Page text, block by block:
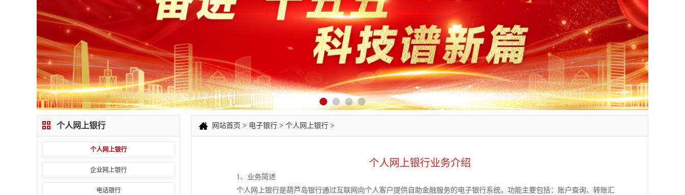
个人网上银行
个人网上银行
企业网上银行
电话银行
网站首页 > 电子银行 > 个人网上银行 >
个人网上银行业务介绍
1、业务简述
个人网上银行是葫芦岛银行通过互联网向个人客户提供自助金融服务的电子银行系统。功能主要包括：账户查询、转账汇